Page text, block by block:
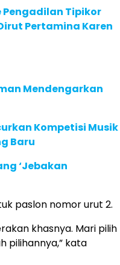
Pengadilan Tipikor
Pertamina Karen
Mendengarkan
Kompetisi Musik
Baru
‘Jebakan
paslon nomor urut 2.
khasnya. Mari pilih
pilihannya,” kata